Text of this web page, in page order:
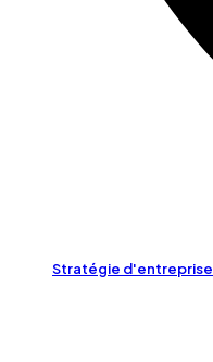
Stratégie d'entreprise